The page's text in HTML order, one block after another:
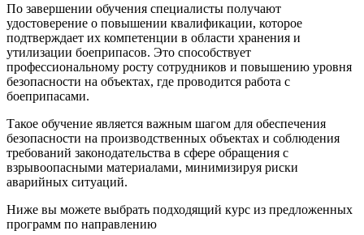
По завершении обучения специалисты получают
удостоверение о повышении квалификации, которое
подтверждает их компетенции в области хранения и
утилизации боеприпасов. Это способствует
профессиональному росту сотрудников и повышению уровня
безопасности на объектах, где проводится работа с
боеприпасами.
Такое обучение является важным шагом для обеспечения
безопасности на производственных объектах и соблюдения
требований законодательства в сфере обращения с
взрывоопасными материалами, минимизируя риски
аварийных ситуаций.
Ниже вы можете выбрать подходящий курс из предложенных
программ по направлению